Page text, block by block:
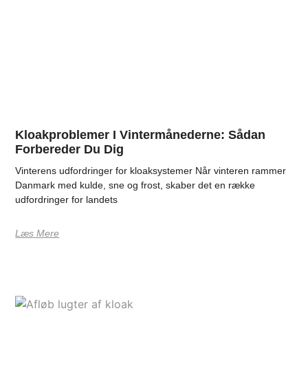
Kloakproblemer I Vintermånederne: Sådan
Forbereder Du Dig
Vinterens udfordringer for kloaksystemer Når vinteren rammer
Danmark med kulde, sne og frost, skaber det en række
udfordringer for landets
Læs Mere